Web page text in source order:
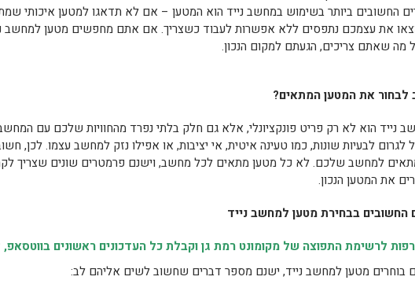
החשובים ביותר בשימוש במחשב נייד הוא המטען – אם לא תדאגו למטען איכותי
את עצמכם נתפסים ללא אפשרות לעבוד כשצריך. אם אתם מחפשים מטען למחשב
מה שאתם צריכים, הגעתם למקום הנכון.
לבחור את המטען המתאים?
נייד הוא לא רק פריט פונקציונלי, אלא גם חלק בלתי נפרד מהחוויות שלכם עם
לגרום לבעיות שונות, כמו טעינה איטית, אי יציבות, או אפילו נזק למחשב עצמו. לכן,
למחשב שלכם. לא כל מטען מתאים לכל מחשב, וישנם פרמטרים שונים שצריך
את המטען הנכון.
החשובים בבחירת מטען למחשב נייד
לרשימת התפוצה של מקומונט רמת גן וקבלת כל העדכונים ראשונים בווטסאפ,
מטען למחשב נייד, ישנם מספר דברים שחשוב לשים אליהם לב: